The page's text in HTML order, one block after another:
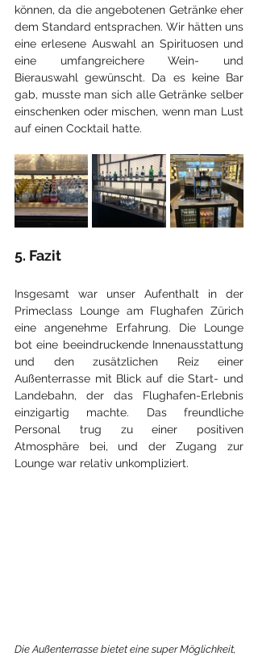
können, da die angebotenen Getränke eher
dem Standard entsprachen. Wir hätten uns
eine erlesene Auswahl an Spirituosen und
eine umfangreichere Wein- und
Bierauswahl gewünscht. Da es keine Bar
gab, musste man sich alle Getränke selber
einschenken oder mischen, wenn man Lust
auf einen Cocktail hatte.
5. Fazit
Insgesamt war unser Aufenthalt in der
Primeclass Lounge am Flughafen Zürich
eine angenehme Erfahrung. Die Lounge
bot eine beeindruckende Innenausstattung
und den zusätzlichen Reiz einer
Außenterrasse mit Blick auf die Start- und
Landebahn, der das Flughafen-Erlebnis
einzigartig machte. Das freundliche
Personal trug zu einer positiven
Atmosphäre bei, und der Zugang zur
Lounge war relativ unkompliziert.
Die Außenterrasse bietet eine super Möglichkeit,